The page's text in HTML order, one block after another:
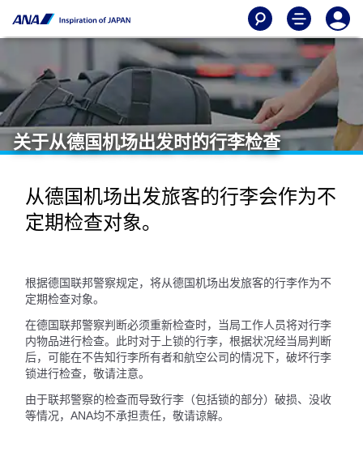
关于从德国机场出发时的行李检查
从德国机场出发旅客的行李会作为不
定期检查对象。
根据德国联邦警察规定，将从德国机场出发旅客的行李作为不
定期检查对象。
在德国联邦警察判断必须重新检查时，当局工作人员将对行李
内物品进行检查。此时对于上锁的行李，根据状况经当局判断
后，可能在不告知行李所有者和航空公司的情况下，破坏行李
锁进行检查，敬请注意。
由于联邦警察的检查而导致行李（包括锁的部分）破损、没收
等情况，ANA均不承担责任，敬请谅解。